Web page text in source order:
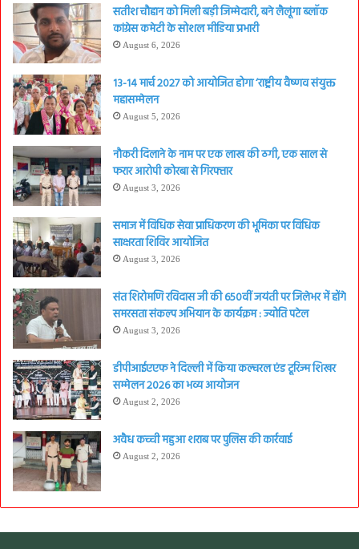
सतीश चौहान को मिली बड़ी जिम्मेदारी, बने लैलूंगा ब्लॉक
कांग्रेस कमेटी के सोशल मीडिया प्रभारी
August 6, 2026
13-14 मार्च 2027 को आयोजित होगा ‘राष्ट्रीय वैष्णव संयुक्त
महासम्मेलन
August 5, 2026
नौकरी दिलाने के नाम पर एक लाख की ठगी, एक साल से
फरार आरोपी कोरबा से गिरफ्तार
August 3, 2026
समाज में विधिक सेवा प्राधिकरण की भूमिका पर विधिक
साक्षरता शिविर आयोजित
August 3, 2026
संत शिरोमणि रविदास जी की 650वीं जयंती पर जिलेभर में होंगे
समरसता संकल्प अभियान के कार्यक्रम : ज्योति पटेल
August 3, 2026
डीपीआईएएफ ने दिल्ली में किया कल्चरल एंड टूरिज्म शिखर
सम्मेलन 2026 का भव्य आयोजन
August 2, 2026
अवैध कच्ची महुआ शराब पर पुलिस की कार्रवाई
August 2, 2026